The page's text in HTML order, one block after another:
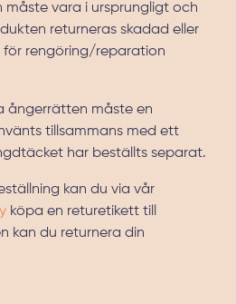
måste vara i ursprungligt och
returneras skadad eller
för rengöring/reparation
ångerrätten måste en
tillsammans med ett
har beställts separat.
kan du via vår
köpa en returetikett till
kan du returnera din